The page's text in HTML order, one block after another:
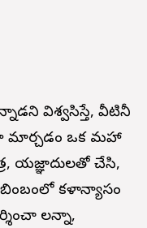
విశ్వసిస్తే, వీటినీ
మార్చడం ఒక మహా
యజ్ఞాదులతో చేసి,
కళాన్యాసం
లన్నా,